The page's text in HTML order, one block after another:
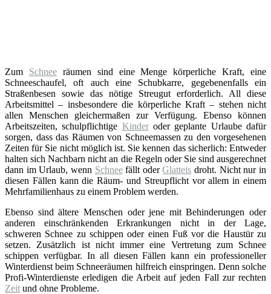
Zum Schneeräumen sind eine Menge körperliche Kraft, eine
Schneeschaufel, oft auch eine Schubkarre, gegebenenfalls ein
Straßenbesen sowie das nötige Streugut erforderlich. All diese
Arbeitsmittel – insbesondere die körperliche Kraft – stehen nicht
allen Menschen gleichermaßen zur Verfügung. Ebenso können
Arbeitszeiten, schulpflichtige Kinderoder geplante Urlaube dafür
sorgen, dass das Räumen von Schneemassen zu den vorgesehenen
Zeiten für Sie nicht möglich ist. Sie kennen das sicherlich: Entweder
halten sich Nachbarn nicht an die Regeln oder Sie sind ausgerechnet
dann im Urlaub, wenn Schneefällt oderGlatteis droht. Nicht nur in
diesen Fällen kann die Räum- und Streupflicht vor allem in einem
Mehrfamilienhaus zu einem Problem werden.
Ebenso sind ältere Menschen oder jene mit Behinderungen oder
anderen einschränkenden Erkrankungen nicht in der Lage,
schweren Schnee zu schippen oder einen Fuß vor die Haustür zu
setzen. Zusätzlich ist nicht immer eine Vertretung zum Schnee
schippen verfügbar. In all diesen Fällen kann ein professioneller
Winterdienst beim Schneeräumen hilfreich einspringen. Denn solche
Profi-Winterdienste erledigen die Arbeit auf jeden Fall zur rechten
Zeit und ohne Probleme.